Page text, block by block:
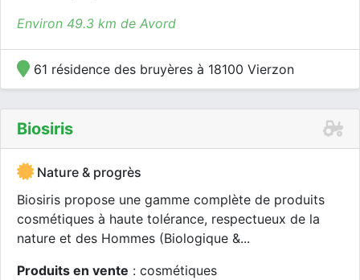
Environ 49.3 km de Avord
61 résidence des bruyères à 18100 Vierzon
Biosiris
Nature & progrès
Biosiris propose une gamme complète de produits
cosmétiques à haute tolérance, respectueux de la
nature et des Hommes (Biologique &...
Produits en vente : cosmétiques